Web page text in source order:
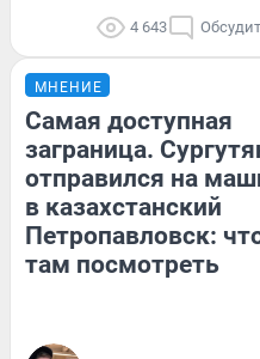
4 643
МНЕНИЕ
Самая доступная
заграница.
отправился на
в казахстанский
Петропавловск:
там посмотреть